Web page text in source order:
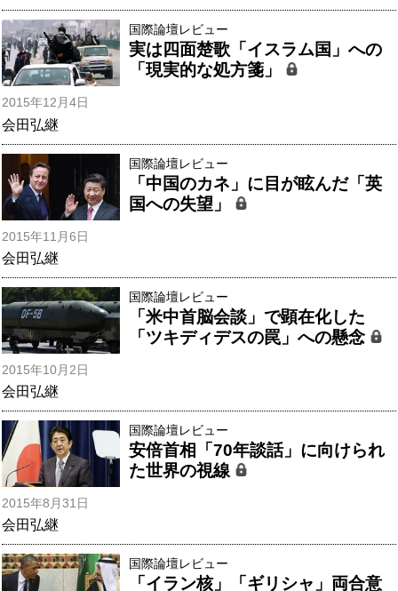
国際論壇レビュー
実は四面楚歌「イスラム国」への
「現実的な処方箋」
2015年12月4日
会田弘継
国際論壇レビュー
「中国のカネ」に目が眩んだ「英
国への失望」
2015年11月6日
会田弘継
国際論壇レビュー
「米中首脳会談」で顕在化した
「ツキディデスの罠」への懸念
2015年10月2日
会田弘継
国際論壇レビュー
安倍首相「70年談話」に向けられ
た世界の視線
2015年8月31日
会田弘継
国際論壇レビュー
「イラン核」「ギリシャ」両合意